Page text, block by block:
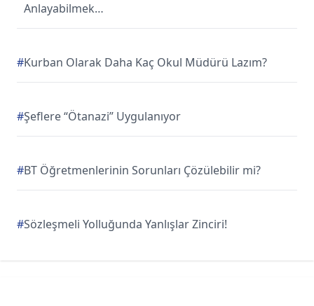
Anlayabilmek…
#Kurban Olarak Daha Kaç Okul Müdürü Lazım?
#Şeflere “Ötanazi” Uygulanıyor
#BT Öğretmenlerinin Sorunları Çözülebilir mi?
#Sözleşmeli Yolluğunda Yanlışlar Zinciri!